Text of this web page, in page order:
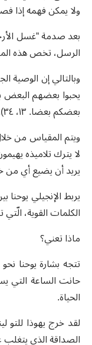
ولا يمكن فهمه إذا
الرسل، تخص هذه المرّة
وبالتالي إن
يحبوا بعضهم البعض
بعضكم بعضا. ١٣، ٣٤).
ويتم المقياس من
لا يترك تلاميذه
يريد أن يضيع أي من
يربط الإنجيلي
الكلمات القوية، الّتي
ماذا تعني؟
تتجه بشارة يوحنا
حانت الساعة التي
الحياة.
لقد خرج يهوذا للتو
الصداقة الذي